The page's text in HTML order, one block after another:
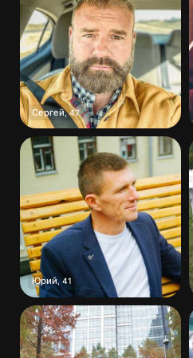
Сергей,47
Юрий , 41